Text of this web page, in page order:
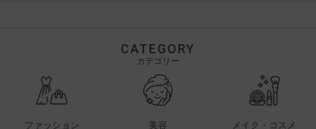
CATEGORY
カテゴリー
ファッション 美容 メイク・コスメ